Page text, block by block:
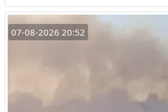
07-08-2026 20:52